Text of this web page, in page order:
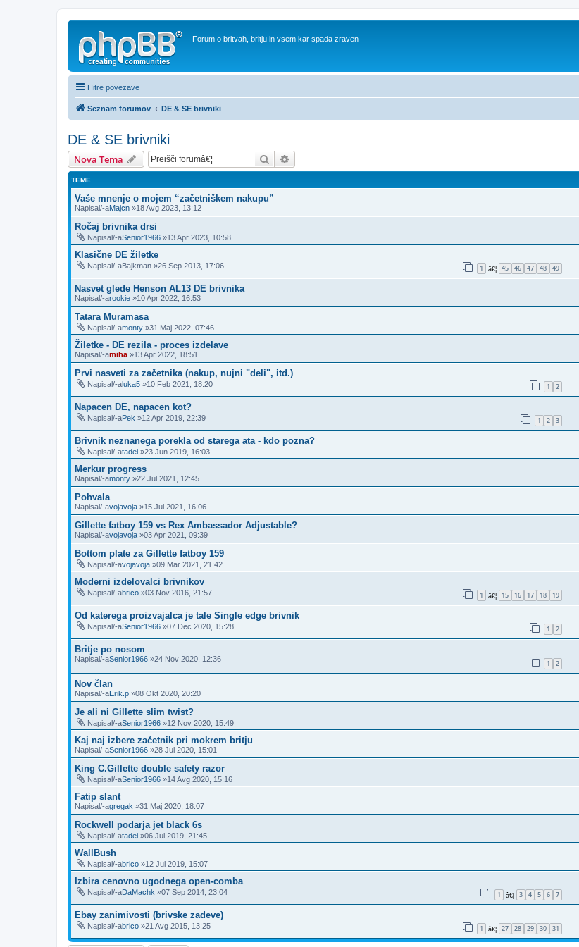
Forum o britvah, britju in vsem kar spada zraven
Hitre povezave
Seznam forumov DE & SE brivniki
DE & SE brivniki
Nova Tema Iskanje
TEME
Vaše mnenje o mojem “začetniškem nakupu”
Napisal/-aMajcn »18 Avg 2023, 13:12
Ročaj brivnika drsi
Napisal/-aSenior1966 »13 Apr 2023, 10:58
Klasične DE žiletke
Napisal/-aBajkman »26 Sep 2013, 17:06 1 â€¦ 45 46 47 48 49
Nasvet glede Henson AL13 DE brivnika
Napisal/-arookie »10 Apr 2022, 16:53
Tatara Muramasa
Napisal/-amonty »31 Maj 2022, 07:46
Žiletke - DE rezila - proces izdelave
Napisal/-amiha »13 Apr 2022, 18:51
Prvi nasveti za začetnika (nakup, nujni "deli", itd.)
Napisal/-aluka5 »10 Feb 2021, 18:20 1 2
Napacen DE, napacen kot?
Napisal/-aPek »12 Apr 2019, 22:39 1 2 3
Brivnik neznanega porekla od starega ata - kdo pozna?
Napisal/-atadei »23 Jun 2019, 16:03
Merkur progress
Napisal/-amonty »22 Jul 2021, 12:45
Pohvala
Napisal/-avojavoja »15 Jul 2021, 16:06
Gillette fatboy 159 vs Rex Ambassador Adjustable?
Napisal/-avojavoja »03 Apr 2021, 09:39
Bottom plate za Gillette fatboy 159
Napisal/-avojavoja »09 Mar 2021, 21:42
Moderni izdelovalci brivnikov
Napisal/-abrico »03 Nov 2016, 21:57 1 â€¦ 15 16 17 18 19
Od katerega proizvajalca je tale Single edge brivnik
Napisal/-aSenior1966 »07 Dec 2020, 15:28 1 2
Britje po nosom
Napisal/-aSenior1966 »24 Nov 2020, 12:36 1 2
Nov član
Napisal/-aErik.p »08 Okt 2020, 20:20
Je ali ni Gillette slim twist?
Napisal/-aSenior1966 »12 Nov 2020, 15:49
Kaj naj izbere začetnik pri mokrem britju
Napisal/-aSenior1966 »28 Jul 2020, 15:01
King C.Gillette double safety razor
Napisal/-aSenior1966 »14 Avg 2020, 15:16
Fatip slant
Napisal/-agregak »31 Maj 2020, 18:07
Rockwell podarja jet black 6s
Napisal/-atadei »06 Jul 2019, 21:45
WallBush
Napisal/-abrico »12 Jul 2019, 15:07
Izbira cenovno ugodnega open-comba
Napisal/-aDaMachk »07 Sep 2014, 23:04 1 â€¦ 3 4 5 6 7
Ebay zanimivosti (brivske zadeve)
Napisal/-abrico »21 Avg 2015, 13:25 1 â€¦ 27 28 29 30 31